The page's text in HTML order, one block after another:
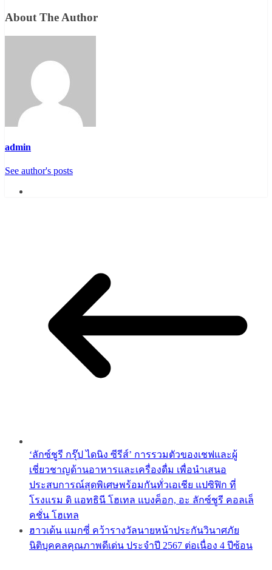
About The Author
admin
See author's posts
‘ลักซ์ชูรี กรุ๊ป ไดนิง ซีรีส์’ การรวมตัวของเชฟและผู้
เชี่ยวชาญด้านอาหารและเครื่องดื่ม เพื่อนำเสนอ
ประสบการณ์สุดพิเศษพร้อมกันทั่วเอเชีย แปซิฟิก ที่
โรงแรม ดิ แอทธินี โฮเทล แบงค็อก, อะ ลักซ์ชูรี คอลเล็
คชั่น โฮเทล
ฮาวเด้น แมกซี่ คว้ารางวัลนายหน้าประกันวินาศภัย
นิติบุคคลคุณภาพดีเด่น ประจำปี 2567 ต่อเนื่อง 4 ปีซ้อน